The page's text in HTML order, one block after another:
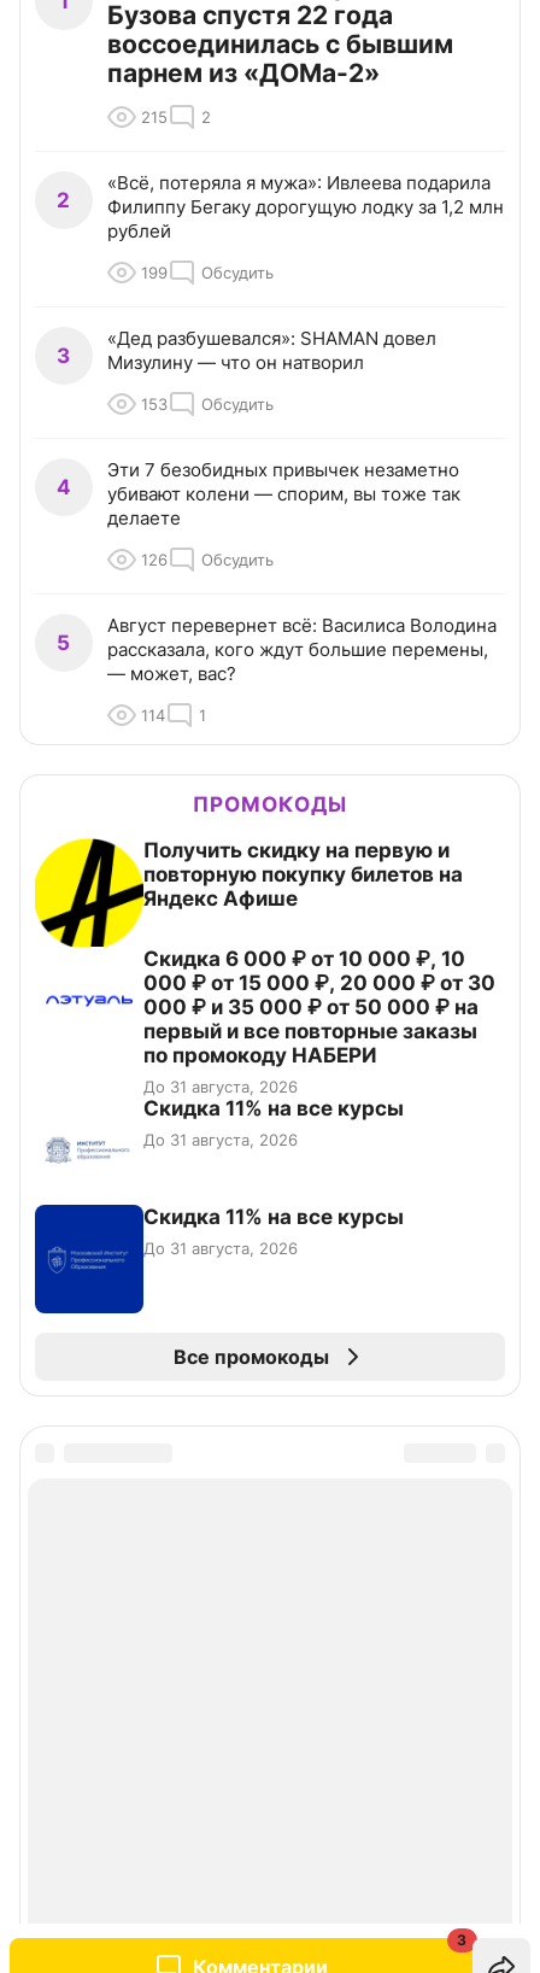
Комментарии
3
Бузова спустя 22 года
воссоединилась с бывшим
парнем из «ДОМа-2»
215 2
2
«Всё, потеряла я мужа»: Ивлеева подарила
Филиппу Бегаку дорогущую лодку за 1,2 млн
рублей
199 Обсудить
3
«Дед разбушевался»: SHAMAN довел
Мизулину — что он натворил
153 Обсудить
4
Эти 7 безобидных привычек незаметно
убивают колени — спорим, вы тоже так
делаете
126 Обсудить
5
Август перевернет всё: Василиса Володина
рассказала, кого ждут большие перемены,
— может, вас?
114 1
ПРОМОКОДЫ
Получить скидку на первую и
повторную покупку билетов на
Яндекс Афише
Скидка 6 000 ₽ от 10 000 ₽, 10
000 ₽ от 15 000 ₽, 20 000 ₽ от 30
000 ₽ и 35 000 ₽ от 50 000 ₽ на
первый и все повторные заказы
по промокоду НАБЕРИ
До 31 августа, 2026
Скидка 11% на все курсы
До 31 августа, 2026
Скидка 11% на все курсы
До 31 августа, 2026
Все промокоды